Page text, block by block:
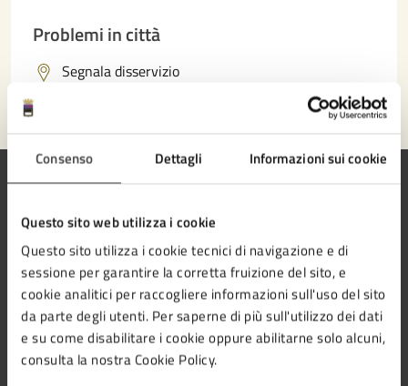
Consenso Dettagli Informazioni sui cookie
Questo sito web utilizza i cookie
Questo sito utilizza i cookie tecnici di navigazione e di
sessione per garantire la corretta fruizione del sito, e
cookie analitici per raccogliere informazioni sull'uso del sito
da parte degli utenti. Per saperne di più sull'utilizzo dei dati
e su come disabilitare i cookie oppure abilitarne solo alcuni,
consulta la nostra Cookie Policy.
Problemi in città
Segnala disservizio
Comune di Cesena
AMMINISTRAZIONE